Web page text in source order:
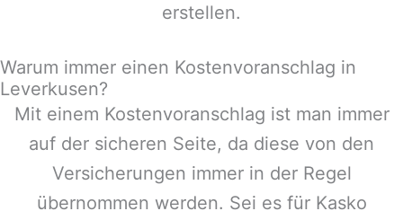
erstellen.
Warum immer einen Kostenvoranschlag in
Leverkusen?
Mit einem Kostenvoranschlag ist man immer
auf der sicheren Seite, da diese von den
Versicherungen immer in der Regel
übernommen werden. Sei es für Kasko